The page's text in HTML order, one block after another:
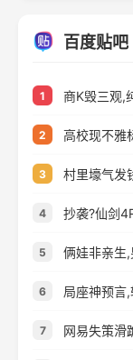
百度贴吧
1 商K毁三观,
2 高校现不雅
3 村里壕气发
4 抄袭?仙剑
5 俩娃非亲生
6 局座神预言
7 网易失策滑